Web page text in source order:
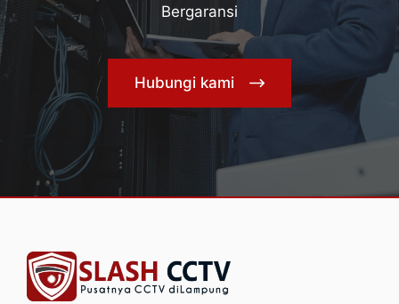
Bergaransi
Hubungi kami